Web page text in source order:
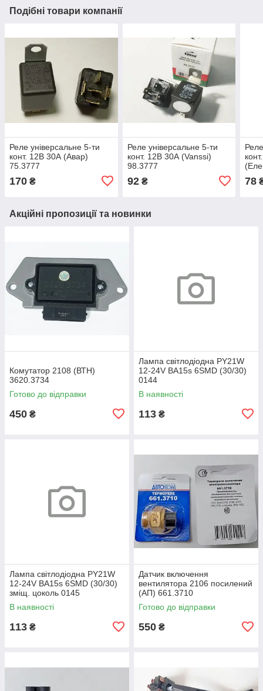
Подібні товари компанії
Реле універсальне 5-ти
конт. 12В 30А (Авар)
75.3777
170 ₴
Реле універсальне 5-ти
конт. 12В 30А (Vanssi)
98.3777
92₴ 78
Акційні пропозиції та новинки
Комутатор 2108 (ВТН)
3620.3734
Готово до відправки
450 ₴
Лампа світлодіодна PY21W
12-24V BA15s 6SMD (30/30)
0144
В наявності
113 ₴
Лампа світлодіодна PY21W
12-24V BA15s 6SMD (30/30)
зміщ. цоколь 0145
В наявності
113 ₴
Датчик включення
вентилятора 2106 посилений
(АП) 661.3710
Готово до відправки
550 ₴